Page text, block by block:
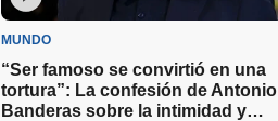
MUNDO
“Ser famoso se convirtió en una
tortura”: La confesión de Antonio
Banderas sobre la intimidad y